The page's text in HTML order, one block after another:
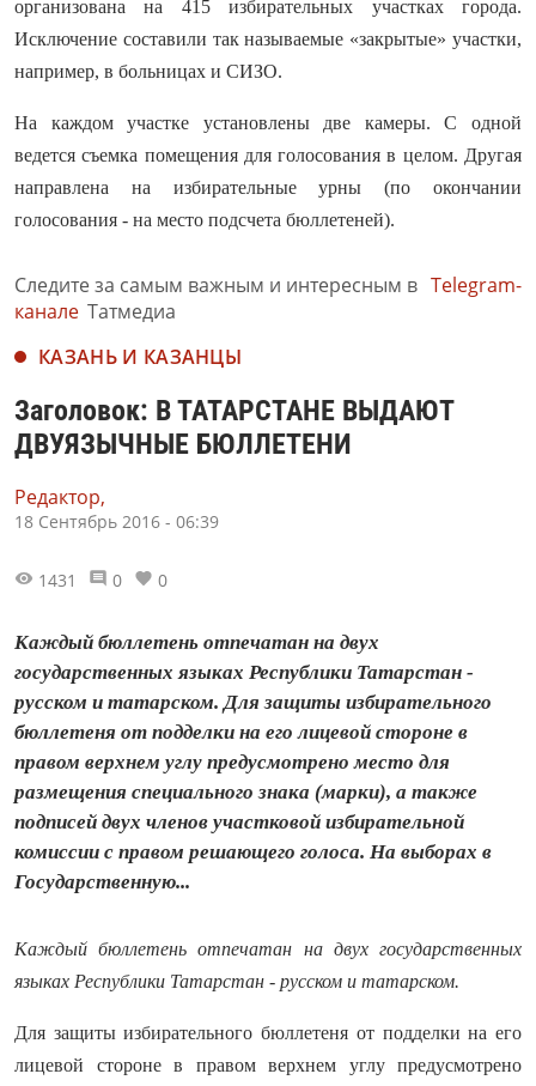
организована на 415 избирательных участках города.
Исключение составили так называемые «закрытые» участки,
например, в больницах и СИЗО.
На каждом участке установлены две камеры. С одной
ведется съемка помещения для голосования в целом. Другая
направлена на избирательные урны (по окончании
голосования - на место подсчета бюллетеней).
Следите за самым важным и интересным в Telegram-
канале Татмедиа
КАЗАНЬ И КАЗАНЦЫ
Заголовок: В ТАТАРСТАНЕ ВЫДАЮТ
ДВУЯЗЫЧНЫЕ БЮЛЛЕТЕНИ
Редактор,
18 Сентябрь 2016 - 06:39
1431 0 0
Каждый бюллетень отпечатан на двух
государственных языках Республики Татарстан -
русском и татарском. Для защиты избирательного
бюллетеня от подделки на его лицевой стороне в
правом верхнем углу предусмотрено место для
размещения специального знака (марки), а также
подписей двух членов участковой избирательной
комиссии с правом решающего голоса. На выборах в
Государственную...
Каждый бюллетень отпечатан на двух государственных
языках Республики Татарстан - русском и татарском.
Для защиты избирательного бюллетеня от подделки на его
лицевой стороне в правом верхнем углу предусмотрено